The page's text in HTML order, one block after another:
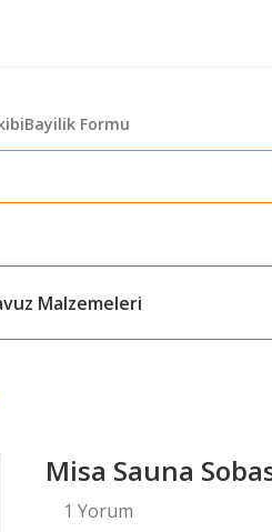
Bayilik Formu
Malzemeleri
Misa Sauna
1 Yorum